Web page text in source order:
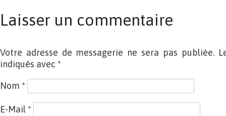
Laisser un commentaire
Votre adresse de messagerie ne sera pas publiée.
indiqués avec *
Nom *
E-Mail *